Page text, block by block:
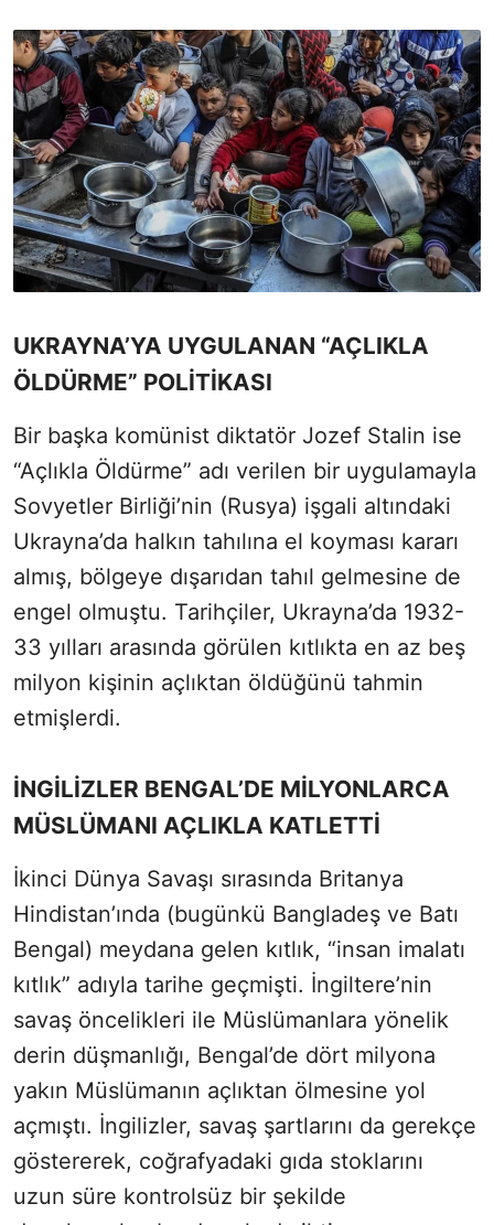
UKRAYNA’YA UYGULANAN “AÇLIKLA
ÖLDÜRME” POLİTİKASI
Bir başka komünist diktatör Jozef Stalin ise
“Açlıkla Öldürme” adı verilen bir uygulamayla
Sovyetler Birliği’nin (Rusya) işgali altındaki
Ukrayna’da halkın tahılına el koyması kararı
almış, bölgeye dışarıdan tahıl gelmesine de
engel olmuştu. Tarihçiler, Ukrayna’da 1932-
33 yılları arasında görülen kıtlıkta en az beş
milyon kişinin açlıktan öldüğünü tahmin
etmişlerdi.
İNGİLİZLER BENGAL’DE MİLYONLARCA
MÜSLÜMANI AÇLIKLA KATLETTİ
İkinci Dünya Savaşı sırasında Britanya
Hindistan’ında (bugünkü Bangladeş ve Batı
Bengal) meydana gelen kıtlık, “insan imalatı
kıtlık” adıyla tarihe geçmişti. İngiltere’nin
savaş öncelikleri ile Müslümanlara yönelik
derin düşmanlığı, Bengal’de dört milyona
yakın Müslümanın açlıktan ölmesine yol
açmıştı. İngilizler, savaş şartlarını da gerekçe
göstererek, coğrafyadaki gıda stoklarını
uzun süre kontrolsüz bir şekilde